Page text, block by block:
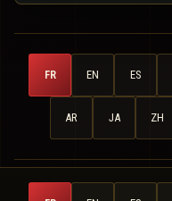
FR EN ES
AR JA ZH